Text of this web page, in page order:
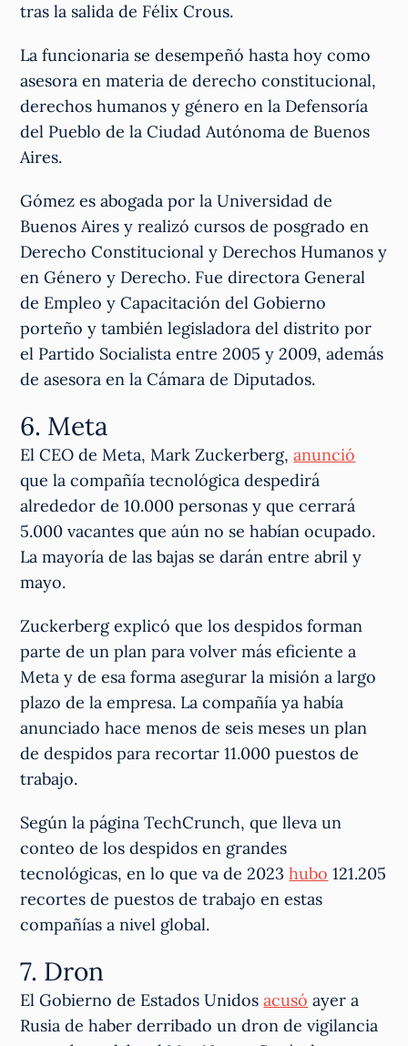
tras la salida de Félix Crous.
La funcionaria se desempeñó hasta hoy como
asesora en materia de derecho constitucional,
derechos humanos y género en la Defensoría
del Pueblo de la Ciudad Autónoma de Buenos
Aires.
Gómez es abogada por la Universidad de
Buenos Aires y realizó cursos de posgrado en
Derecho Constitucional y Derechos Humanos y
en Género y Derecho. Fue directora General
de Empleo y Capacitación del Gobierno
porteño y también legisladora del distrito por
el Partido Socialista entre 2005 y 2009, además
de asesora en la Cámara de Diputados.
6. Meta
El CEO de Meta, Mark Zuckerberg,anunció
que la compañía tecnológica despedirá
alrededor de 10.000 personas y que cerrará
5.000 vacantes que aún no se habían ocupado.
La mayoría de las bajas se darán entre abril y
mayo.
Zuckerberg explicó que los despidos forman
parte de un plan para volver más eficiente a
Meta y de esa forma asegurar la misión a largo
plazo de la empresa. La compañía ya había
anunciado hace menos de seis meses un plan
de despidos para recortar 11.000 puestos de
trabajo.
Según la página TechCrunch, que lleva un
conteo de los despidos en grandes
tecnológicas, en lo que va de 2023hubo 121.205
recortes de puestos de trabajo en estas
compañías a nivel global.
7. Dron
El Gobierno de Estados Unidosacusó ayer a
Rusia de haber derribado un dron de vigilancia